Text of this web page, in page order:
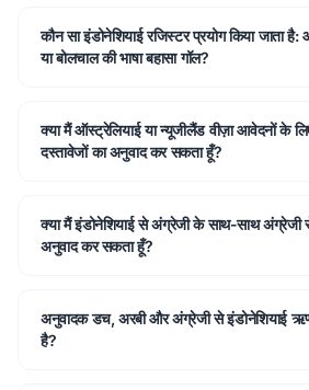
कौन सा इंडोनेशियाई रजिस्टर प्रयोग किया जाता है:
या बोलचाल की भाषा बहासा गॉल?
क्या मैं ऑस्ट्रेलियाई या न्यूजीलैंड वीज़ा आवेदनों के
दस्तावेजों का अनुवाद कर सकता हूँ?
क्या मैं इंडोनेशियाई से अंग्रेजी के साथ-साथ अंग्रेजी
अनुवाद कर सकता हूँ?
अनुवादक डच, अरबी और अंग्रेजी से इंडोनेशियाई
है?